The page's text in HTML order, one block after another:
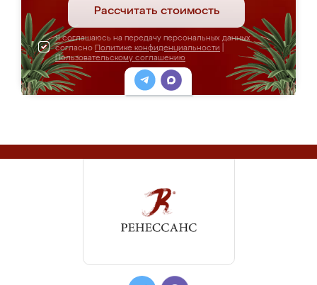
Рассчитать стоимость
Я соглашаюсь на передачу персональных данных
согласно Политике конфиденциальности
Пользовательскому соглашению